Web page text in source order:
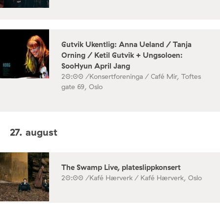
Gutvik Ukentlig: Anna Ueland / Tanja
Orning / Ketil Gutvik + Ungsoloen:
SooHyun April Jang
20:00 /Konsertforeninga / Café Mir, Toftes
gate 69, Oslo
27. august
The Swamp Live, plateslippkonsert
20:00 /Kafé Hærverk / Kafé Hærverk, Oslo